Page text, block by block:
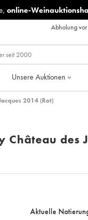
online-
Abholung
Unsere Auktionen
2014 (Rot)
Château des
Aktuelle